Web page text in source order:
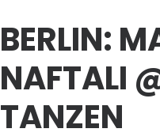
BERLIN:
NAFTALI
TANZEN